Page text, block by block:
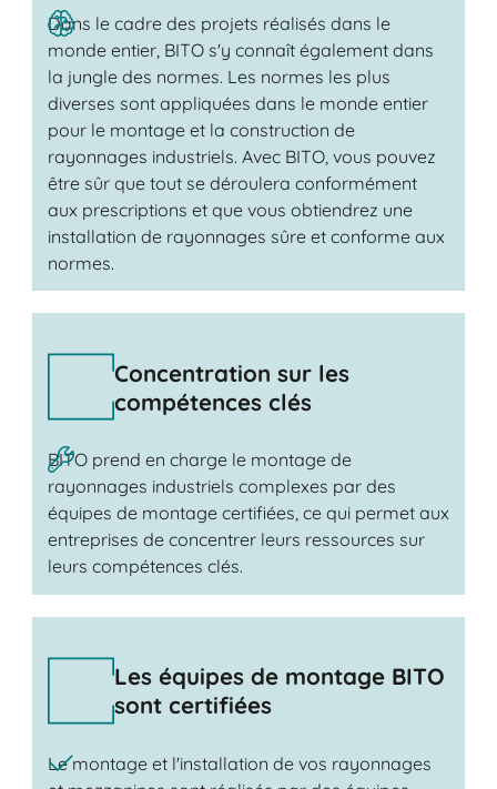
Dans le cadre des projets réalisés dans le
monde entier, BITO s'y connaît également dans
la jungle des normes. Les normes les plus
diverses sont appliquées dans le monde entier
pour le montage et la construction de
rayonnages industriels. Avec BITO, vous pouvez
être sûr que tout se déroulera conformément
aux prescriptions et que vous obtiendrez une
installation de rayonnages sûre et conforme aux
normes.
Concentration sur les
compétences clés
BITO prend en charge le montage de
rayonnages industriels complexes par des
équipes de montage certifiées, ce qui permet aux
entreprises de concentrer leurs ressources sur
leurs compétences clés.
Les équipes de montage BITO
sont certifiées
Le montage et l'installation de vos rayonnages